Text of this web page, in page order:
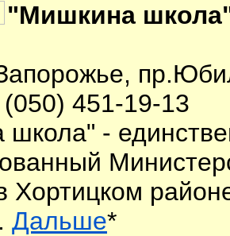
"Мишкина
451-19-13
школа" -
Хортицком
Дальше*